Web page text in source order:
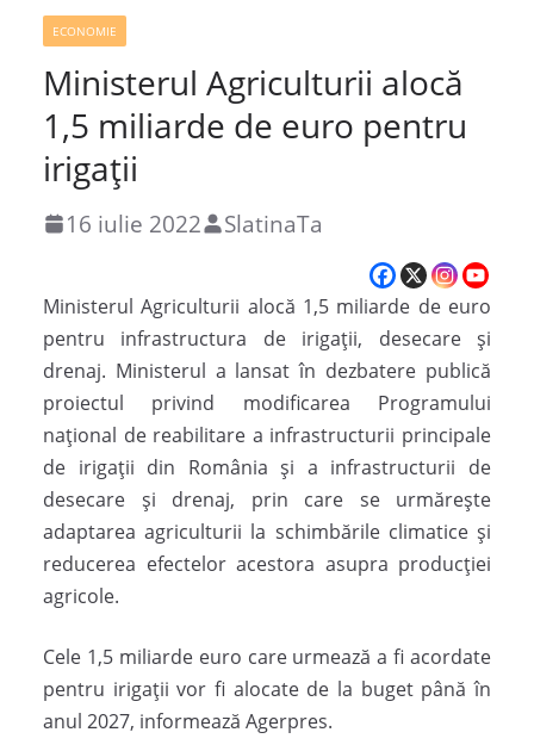
ECONOMIE
Ministerul Agriculturii alocă
1,5 miliarde de euro pentru
irigații
16 iulie 2022 SlatinaTa
Ministerul Agriculturii alocă 1,5 miliarde de euro
pentru infrastructura de irigaţii, desecare şi
drenaj. Ministerul a lansat în dezbatere publică
proiectul privind modificarea Programului
naţional de reabilitare a infrastructurii principale
de irigaţii din România şi a infrastructurii de
desecare şi drenaj, prin care se urmăreşte
adaptarea agriculturii la schimbările climatice şi
reducerea efectelor acestora asupra producţiei
agricole.
Cele 1,5 miliarde euro care urmează a fi acordate
pentru irigații vor fi alocate de la buget până în
anul 2027, informează Agerpres.